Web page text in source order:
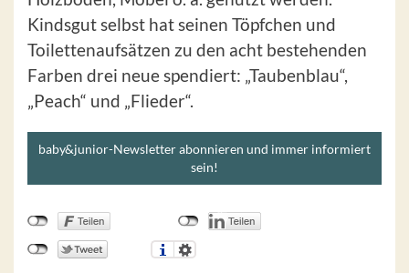
Kindsgut selbst hat seinen Töpfchen und
Toilettenaufsätzen zu den acht bestehenden
Farben drei neue spendiert: „Taubenblau“,
„Peach“ und „Flieder“.
baby&junior-Newsletter abonnieren und immer informiert
sein!